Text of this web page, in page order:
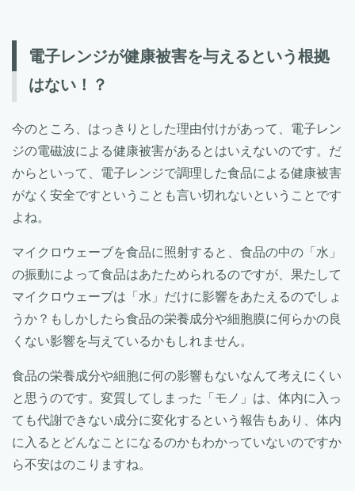
電子レンジが健康被害を与えるという根拠
はない！？
今のところ、はっきりとした理由付けがあって、電子レン
ジの電磁波による健康被害があるとはいえないのです。だ
からといって、電子レンジで調理した食品による健康被害
がなく安全ですということも言い切れないということです
よね。
マイクロウェーブを食品に照射すると、食品の中の「水」
の振動によって食品はあたためられるのですが、果たして
マイクロウェーブは「水」だけに影響をあたえるのでしょ
うか？もしかしたら食品の栄養成分や細胞膜に何らかの良
くない影響を与えているかもしれません。
食品の栄養成分や細胞に何の影響もないなんて考えにくい
と思うのです。変質してしまった「モノ」は、体内に入っ
ても代謝できない成分に変化するという報告もあり、体内
に入るとどんなことになるのかもわかっていないのですか
ら不安はのこりますね。